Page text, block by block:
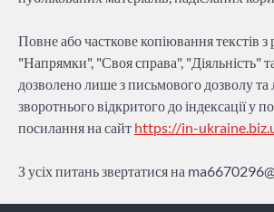
Повне або часткове копіювання текстів
"Напрямки", "Своя справа", "Діяльність"
дозволено лише з письмового дозволу
зворотнього відкритого до індексації у
посилання на сайт https://in-
З усіх питань звертатися на